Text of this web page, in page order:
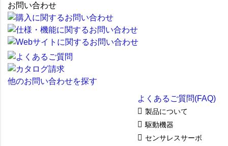
お問い合わせ
他のお問い合わせを探す
よくあるご質問(FAQ)
製品について
駆動機器
センサレスサーボ